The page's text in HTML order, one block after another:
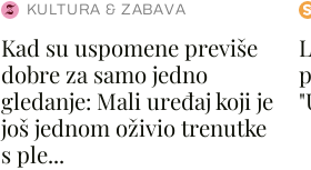
KULTURA & ZABAVA
Kad su uspomene previše
dobre za samo jedno
gledanje: Mali uređaj koji je
još jednom oživio trenutke
s ple...